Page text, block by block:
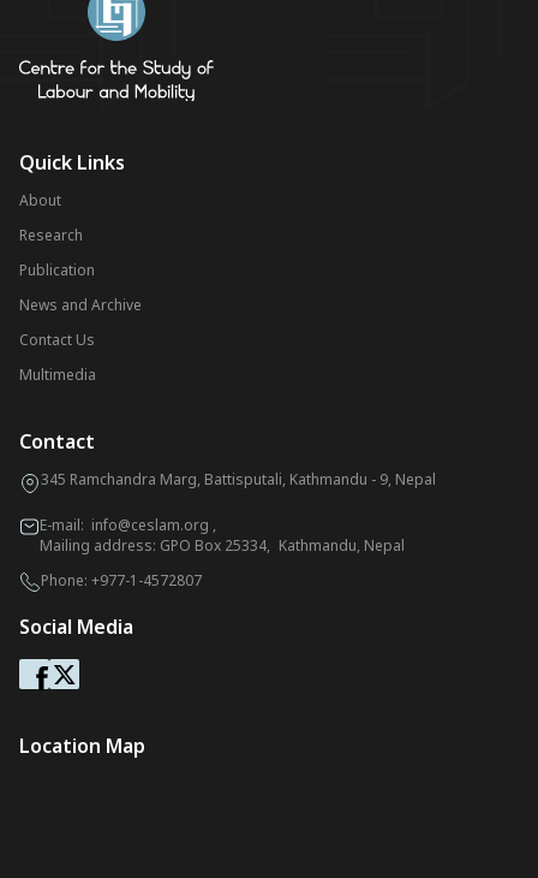
Quick Links
About
Research
Publication
News and Archive
Contact Us
Multimedia
Contact
345 Ramchandra Marg, Battisputali, Kathmandu - 9, Nepal
E-mail: info@ceslam.org ,
Mailing address: GPO Box 25334, Kathmandu, Nepal
Phone: +977-1-4572807
Social Media
Location Map